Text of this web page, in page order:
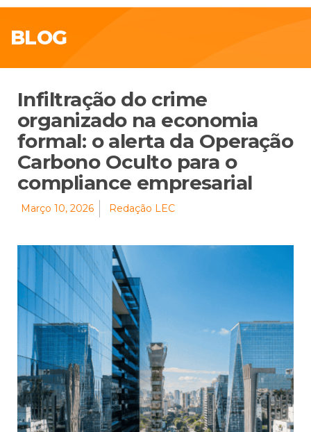
BLOG
Infiltração do crime
organizado na economia
formal: o alerta da Operação
Carbono Oculto para o
compliance empresarial
Março 10, 2026 Redação LEC